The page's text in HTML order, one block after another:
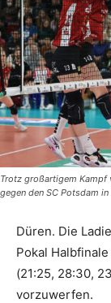
Trotz großartigem Kampf
gegen den SC Potsdam
Düren. Die
Pokal
(21:25, 28:30,
vorzuwerfen.